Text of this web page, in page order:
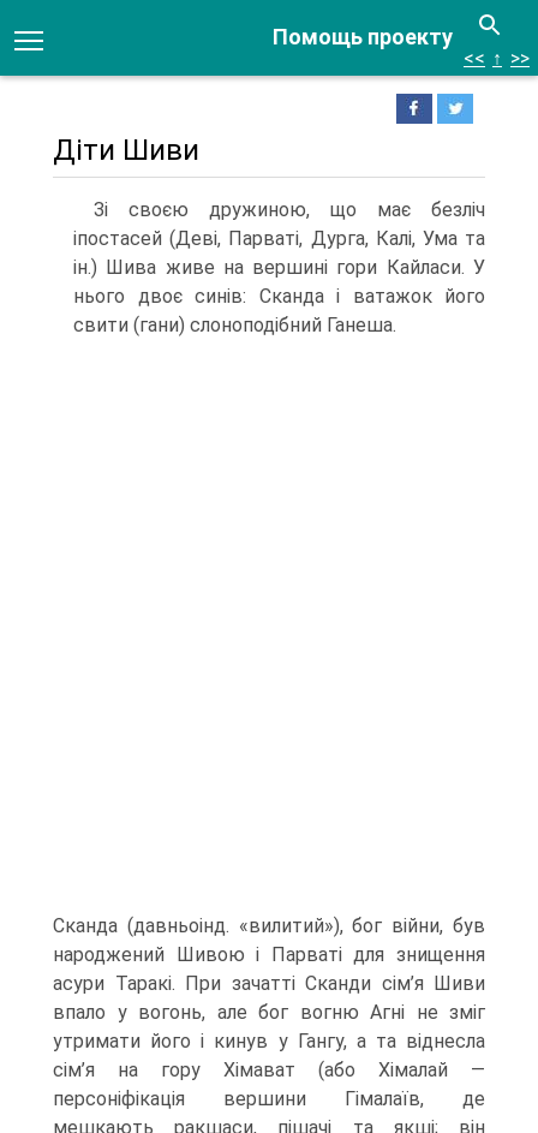
Помощь проекту
<< ↑ >>
Діти Шиви
Зі своєю дружиною, що має безліч
іпостасей (Деві, Парваті, Дурга, Калі, Ума та
ін.) Шива живе на вершині гори Кайласи. У
нього двоє синів: Сканда і ватажок його
свити (гани) слоноподібний Ганеша.
Сканда (давньоінд. «вилитий»), бог війни, був
народжений Шивою і Парваті для знищення
асури Таракі. При зачатті Сканди сім’я Шиви
впало у вогонь, але бог вогню Агні не зміг
утримати його і кинув у Ган­гу, а та віднесла
сім’я на гору Хімават (або Хімалай —
персоніфікація вершини Гі­малаїв, де
мешкають ракшаси, пішачі та якші; він